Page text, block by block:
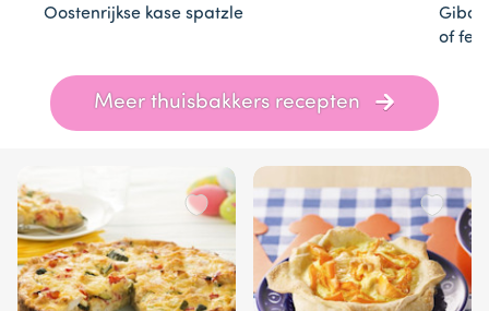
Oostenrijkse kase spatzle
of
Meer thuisbakkers recepten